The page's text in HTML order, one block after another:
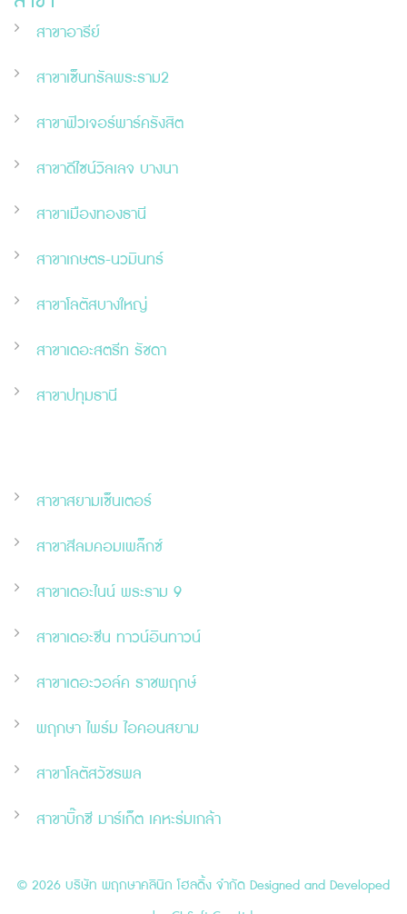
สาขาอารีย์
สาขาเซ็นทรัลพระราม2
สาขาฟิวเจอร์พาร์ครังสิต
สาขาดีไซน์วิลเลจ บางนา
สาขาเมืองทองธานี
สาขาเกษตร-นวมินทร์
สาขาโลตัสบางใหญ่
สาขาเดอะสตรีท รัชดา
สาขาปทุมธานี
สาขาสยามเซ็นเตอร์
สาขาสีลมคอมเพล็กซ์
สาขาเดอะไนน์ พระราม 9
สาขาเดอะซีน ทาวน์อินทาวน์
สาขาเดอะวอล์ค ราชพฤกษ์
พฤกษา ไพร์ม ไอคอนสยาม
สาขาโลตัสวัชรพล
สาขาบิ๊กซี มาร์เก็ต เคหะร่มเกล้า
© 2026 บริษัท พฤกษาคลินิก โฮลดิ้ง จำกัด Designed and Developed